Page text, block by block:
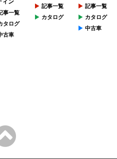
事一覧
タログ
古車
記事一覧
カタログ
記事一覧
カタログ
中古車